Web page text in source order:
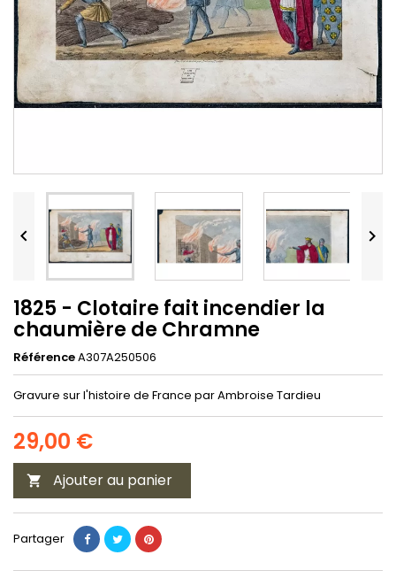
 
1825 - Clotaire fait incendier la
chaumière de Chramne
RéférenceA307A250506
Gravure sur l'histoire de France par Ambroise Tardieu
29,00 €
 Ajouter au panier
Partager